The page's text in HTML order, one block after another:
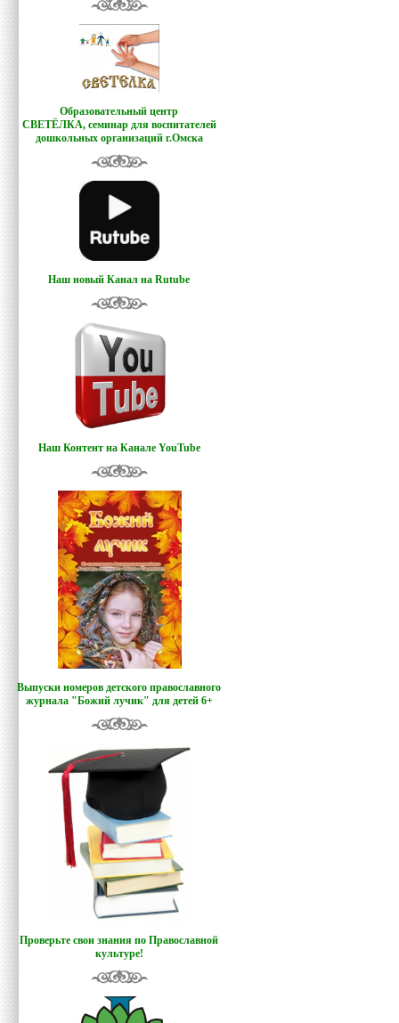
Образовательный центр
СВЕТЁЛКА, семинар для воспитателей
дошкольных организаций г.Омска
Наш новый Канал на Rutube
Наш Контент на Канале YouTube
Выпуски номеров детского православного
журнала "Божий лучик" для детей 6+
Проверьте свои знания по Православной
культуре!